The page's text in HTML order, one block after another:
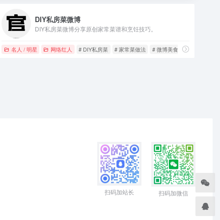
DIY私房菜微博
DIY私房菜微博分享原创家常菜谱和烹饪技巧。
名人 / 明星 网络红人 # DIY私房菜 # 家常菜做法 # 微博美食
扫码加站长 扫码加微信